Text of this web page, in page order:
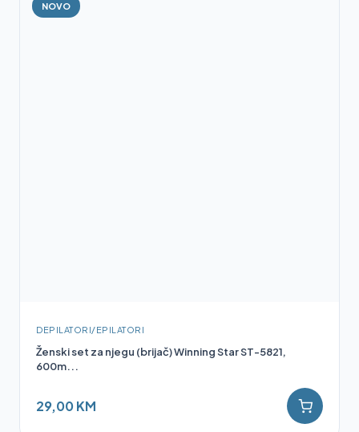
NOVO
DEPILATORI/EPILATORI
Ženski set za njegu (brijač) Winning Star ST-5821,
600m...
29,00 KM